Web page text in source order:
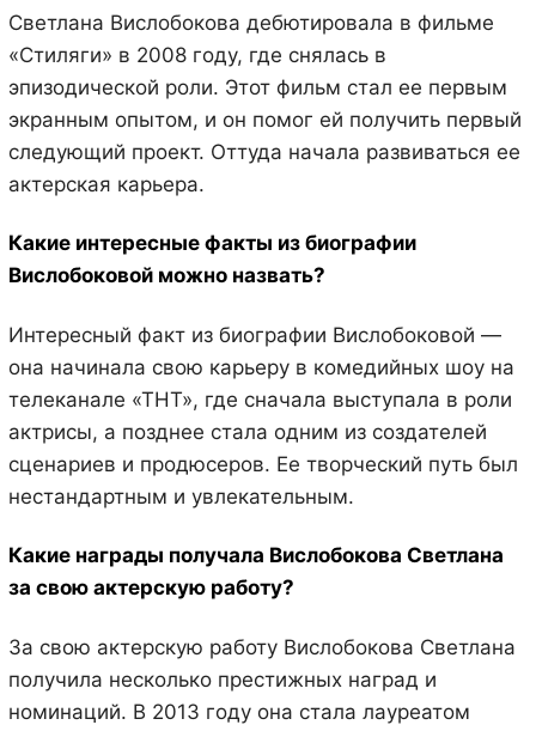
Светлана Вислобокова дебютировала в фильме
«Стиляги» в 2008 году, где снялась в
эпизодической роли. Этот фильм стал ее первым
экранным опытом, и он помог ей получить первый
следующий проект. Оттуда начала развиваться ее
актерская карьера.
Какие интересные факты из биографии
Вислобоковой можно назвать?
Интересный факт из биографии Вислобоковой —
она начинала свою карьеру в комедийных шоу на
телеканале «ТНТ», где сначала выступала в роли
актрисы, а позднее стала одним из создателей
сценариев и продюсеров. Ее творческий путь был
нестандартным и увлекательным.
Какие награды получала Вислобокова Светлана
за свою актерскую работу?
За свою актерскую работу Вислобокова Светлана
получила несколько престижных наград и
номинаций. В 2013 году она стала лауреатом